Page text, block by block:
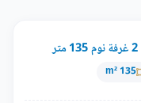
135 m²